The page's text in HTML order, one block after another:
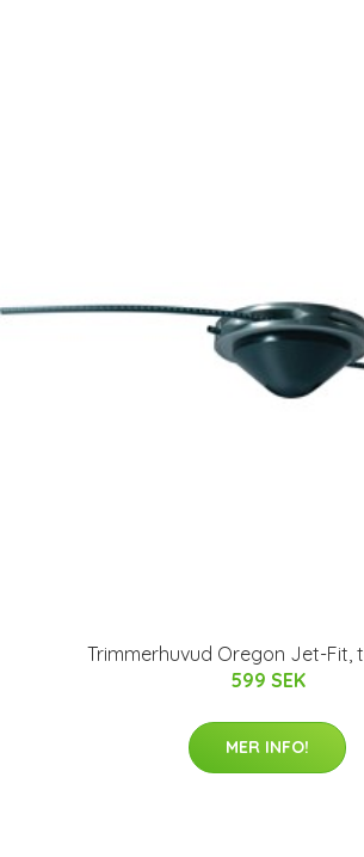
Trimmerhuvud Oregon Jet-Fit,
599 SEK
MER INFO!